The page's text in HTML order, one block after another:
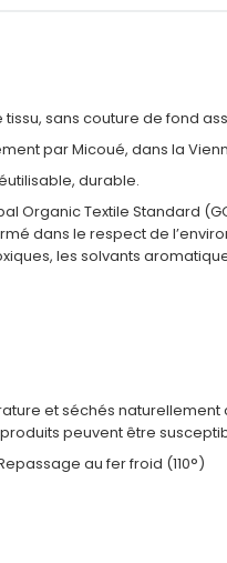
sans couture de fond
par Micoué, dans la
durable.
Organic Textile Standard
dans le respect de
les solvants
et séchés
peuvent être
au fer froid (110°)